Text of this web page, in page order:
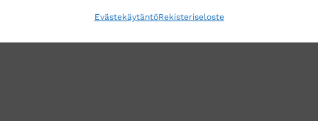
EvästekäytäntöRekisteriseloste